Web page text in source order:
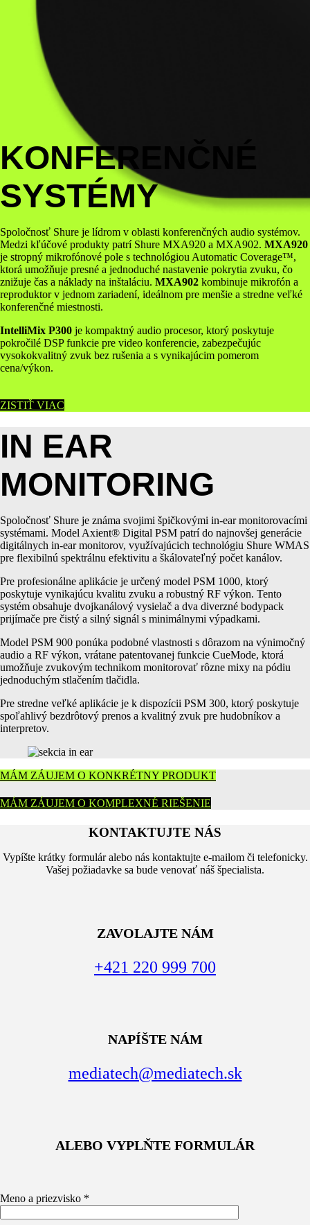
KONFERENČNÉ
SYSTÉMY
Spoločnosť Shure je lídrom v oblasti konferenčných audio systémov.
Medzi kľúčové produkty patrí Shure MXA920 a MXA902. MXA920
je stropný mikrofónové pole s technológiou Automatic Coverage™,
ktorá umožňuje presné a jednoduché nastavenie pokrytia zvuku, čo
znižuje čas a náklady na inštaláciu. MXA902 kombinuje mikrofón a
reproduktor v jednom zariadení, ideálnom pre menšie a stredne veľké
konferenčné miestnosti.
IntelliMix P300 je kompaktný audio procesor, ktorý poskytuje
pokročilé DSP funkcie pre video konferencie, zabezpečujúc
vysokokvalitný zvuk bez rušenia a s vynikajúcim pomerom
cena/výkon.
ZISTIŤ VIAC
IN EAR
MONITORING
Spoločnosť Shure je známa svojimi špičkovými in-ear monitorovacími
systémami. Model Axient® Digital PSM patrí do najnovšej generácie
digitálnych in-ear monitorov, využívajúcich technológiu Shure WMAS
pre flexibilnú spektrálnu efektivitu a škálovateľný počet kanálov.
Pre profesionálne aplikácie je určený model PSM 1000, ktorý
poskytuje vynikajúcu kvalitu zvuku a robustný RF výkon. Tento
systém obsahuje dvojkanálový vysielač a dva diverzné bodypack
prijímače pre čistý a silný signál s minimálnymi výpadkami.
Model PSM 900 ponúka podobné vlastnosti s dôrazom na výnimočný
audio a RF výkon, vrátane patentovanej funkcie CueMode, ktorá
umožňuje zvukovým technikom monitorovať rôzne mixy na pódiu
jednoduchým stlačením tlačidla.
Pre stredne veľké aplikácie je k dispozícii PSM 300, ktorý poskytuje
spoľahlivý bezdrôtový prenos a kvalitný zvuk pre hudobníkov a
interpretov.
MÁM ZÁUJEM O KONKRÉTNY PRODUKT
MÁM ZÁUJEM O KOMPLEXNÉ RIEŠENIE
KONTAKTUJTE NÁS
Vypíšte krátky formulár alebo nás kontaktujte e-mailom či telefonicky.
Vašej požiadavke sa bude venovať náš špecialista.
ZAVOLAJTE NÁM
+421 220 999 700
NAPÍŠTE NÁM
mediatech@mediatech.sk
ALEBO VYPLŇTE FORMULÁR
Meno a priezvisko *